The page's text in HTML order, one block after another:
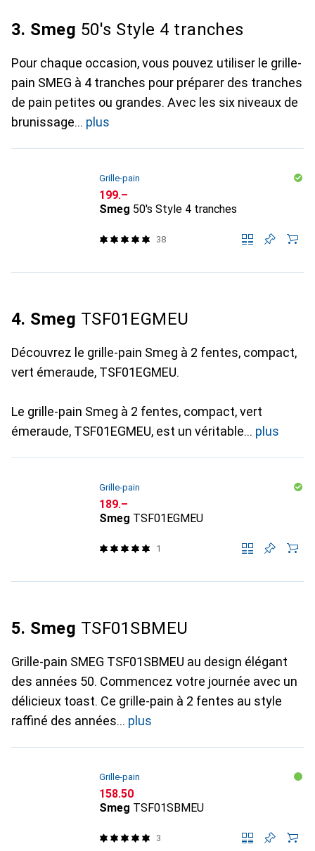
3. Smeg 50's Style 4 tranches
Pour chaque occasion, vous pouvez utiliser le grille-
pain SMEG à 4 tranches pour préparer des tranches
de pain petites ou grandes. Avec les six niveaux de
brunissage
plus
Grille-pain
CHF
199.–
Smeg 50's Style 4 tranches
38
4. Smeg TSF01EGMEU
Découvrez le grille-pain Smeg à 2 fentes, compact,
vert émeraude, TSF01EGMEU.
Le grille-pain Smeg à 2 fentes, compact, vert
émeraude, TSF01EGMEU, est un véritable
plus
Grille-pain
CHF
189.–
Smeg TSF01EGMEU
1
5. Smeg TSF01SBMEU
Grille-pain SMEG TSF01SBMEU au design élégant
des années 50. Commencez votre journée avec un
délicieux toast. Ce grille-pain à 2 fentes au style
raffiné des années
plus
Grille-pain
CHF
158.50
Smeg TSF01SBMEU
3